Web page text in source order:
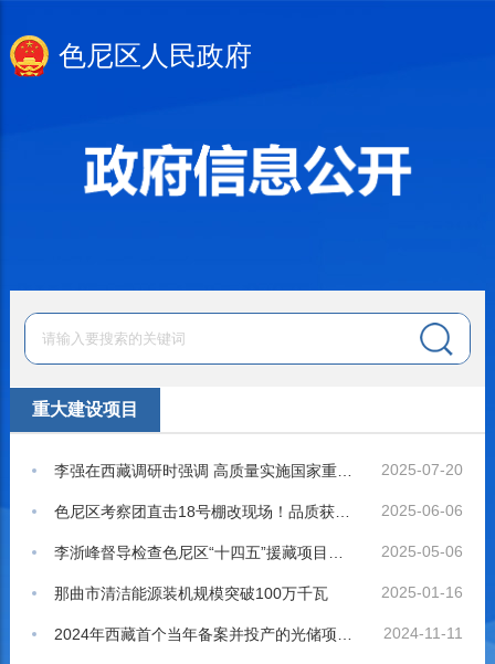
色尼区人民政府
重大建设项目
李强在西藏调研时强调 高质量实施国家重大工程项目 推动经济社会发展 增进各族人民福祉 2025-07-20
色尼区考察团直击18号棚改现场！品质获赞+监督建言，助力百姓 “住有所安” 2025-06-06
2025-05-06
那曲市清洁能源装机规模突破100万千瓦 2025-01-16
2024-11-11